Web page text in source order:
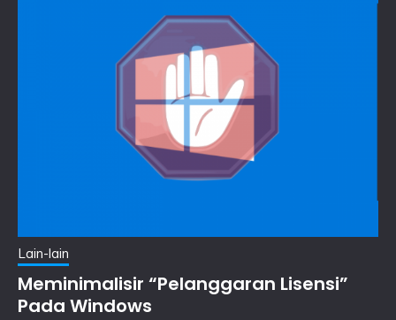
Lain-lain
Meminimalisir “Pelanggaran Lisensi”
Pada Windows